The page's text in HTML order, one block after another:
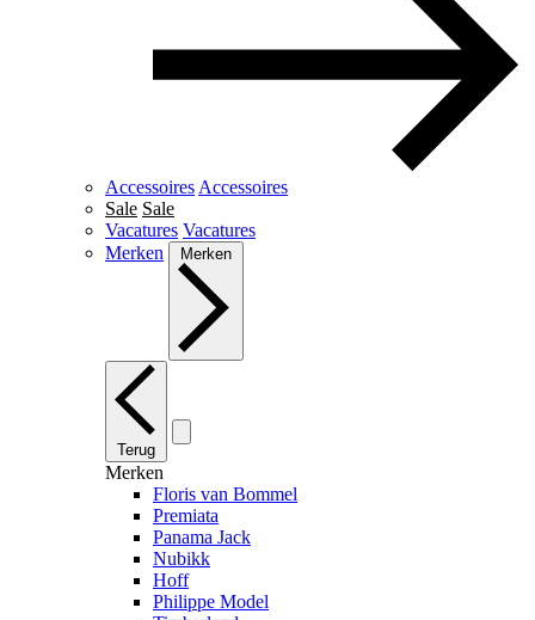
Accessoires Accessoires
Sale Sale
Vacatures Vacatures
Merken
Merken
Terug
Merken
Floris van Bommel
Premiata
Panama Jack
Nubikk
Hoff
Philippe Model